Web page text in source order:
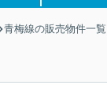
青梅線の販売物件一覧